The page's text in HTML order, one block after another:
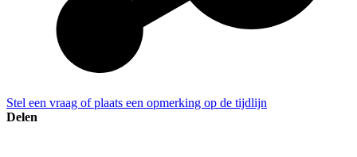
Stel een vraag of plaats een opmerking op de tijdlijn
Delen